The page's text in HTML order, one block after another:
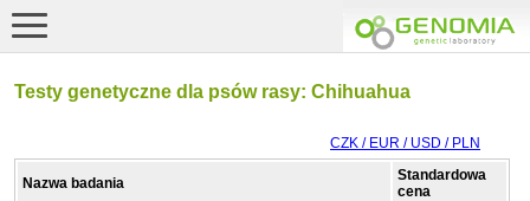
Testy genetyczne dla psów rasy: Chihuahua
CZK / EUR / USD / PLN
Nazwa badania
Standardowa
cena